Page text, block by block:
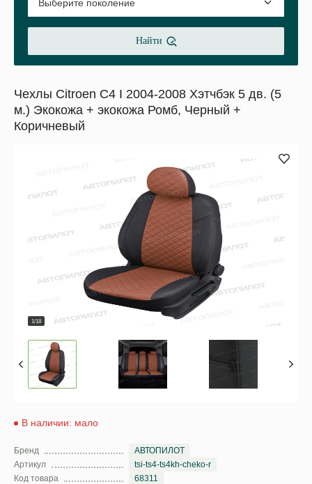
Найти
Чехлы Citroen C4 I 2004-2008 Хэтчбэк 5 дв. (5
м.) Экокожа + экокожа Ромб, Черный +
Коричневый
1/18
В наличии: мало
Бренд
АВТОПИЛОТ
Артикул
tsi-ts4-ts4kh-cheko-r
Код товара
68311